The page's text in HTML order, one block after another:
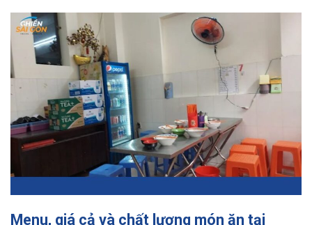
Menu, giá cả và chất lượng món ăn tại